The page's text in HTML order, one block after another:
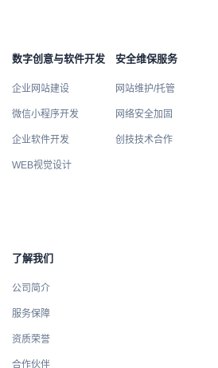
数字创意与软件开发
企业网站建设
微信小程序开发
企业软件开发
WEB视觉设计
安全维保服务
网站维护/托管
网络安全加固
创技技术合作
了解我们
公司简介
服务保障
资质荣誉
合作伙伴